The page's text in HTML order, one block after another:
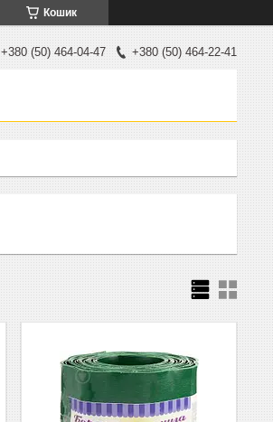
Кошик
+380 (50) 464-04-47 +380 (50) 464-22-41